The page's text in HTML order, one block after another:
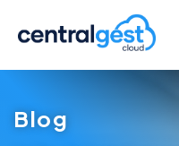
Blog